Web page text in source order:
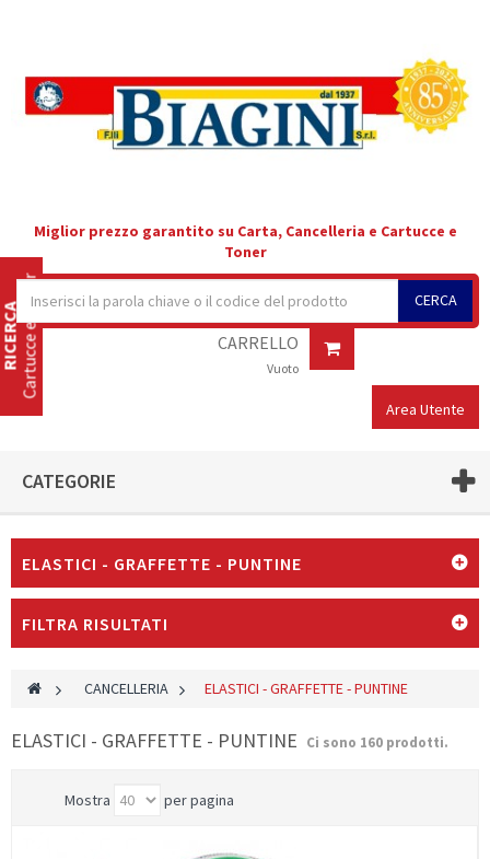
Miglior prezzo garantito su Carta, Cancelleria e Cartucce e
Toner
CERCA
CARRELLO
Vuoto
Area Utente
CATEGORIE
ELASTICI - GRAFFETTE - PUNTINE
FILTRA RISULTATI
> CANCELLERIA > ELASTICI - GRAFFETTE - PUNTINE
ELASTICI - GRAFFETTE - PUNTINE Ci sono 160 prodotti.
Mostra per pagina
Cartucce e Toner